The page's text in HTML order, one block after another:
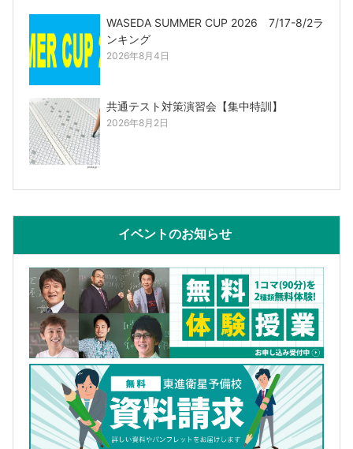
WASEDA SUMMER CUP 2026 7/17-8/2ラ
ンキング
2026年8月4日
共通テスト対策演習会【集中特訓】
2026年8月2日
イベントのお知らせ